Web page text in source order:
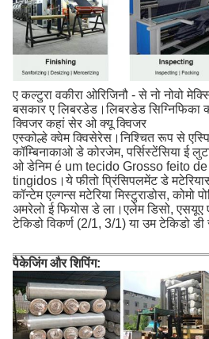
ए कल्टुरा वकीरा ओरिजिनौ - से नो नोवो
बसकार ए लिबरडेड।लिबरडेड
क्विजर कहां सेर ओ क्यू क्विजर
एस्कोल्हे क्वेम क्विसेरेस।निश्चित रूप से
कॉम्बिनाकाओ डे कोरजेम, पर्सिस्टेंसिया ई
ओ डेनिम é um tecido Grosso feito
tingidos।ये फीतो प्रिंसिपलमेंट डे
कॉन्टेम एल्गन्स मटेरिया मिस्टुराडोस, कोमो
अमरेलो ई फियोस डे ला।एलेम डिसो, एसयूए
टेकिडो विकर्ण (2/1, 3/1) या उम टेकिडो डी
पैकेजिंग और शिपिंग: